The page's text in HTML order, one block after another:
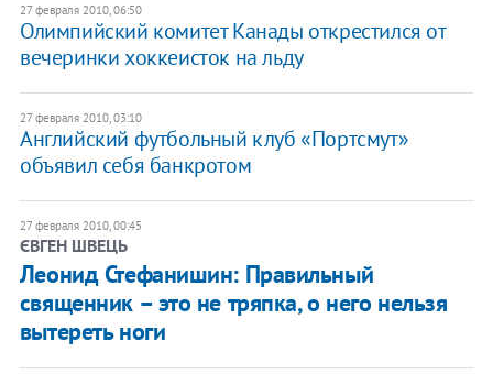
27 февраля 2010, 06:50
Олимпийский комитет Канады открестился от
вечеринки хоккеисток на льду
27 февраля 2010, 03:10
Английский футбольный клуб «Портсмут»
объявил себя банкротом
27 февраля 2010, 00:45
ЄВГЕН ШВЕЦЬ
Леонид Стефанишин: Правильный
священник – это не тряпка, о него нельзя
вытереть ноги